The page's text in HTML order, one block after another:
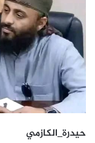
حيدرة_الكازمي